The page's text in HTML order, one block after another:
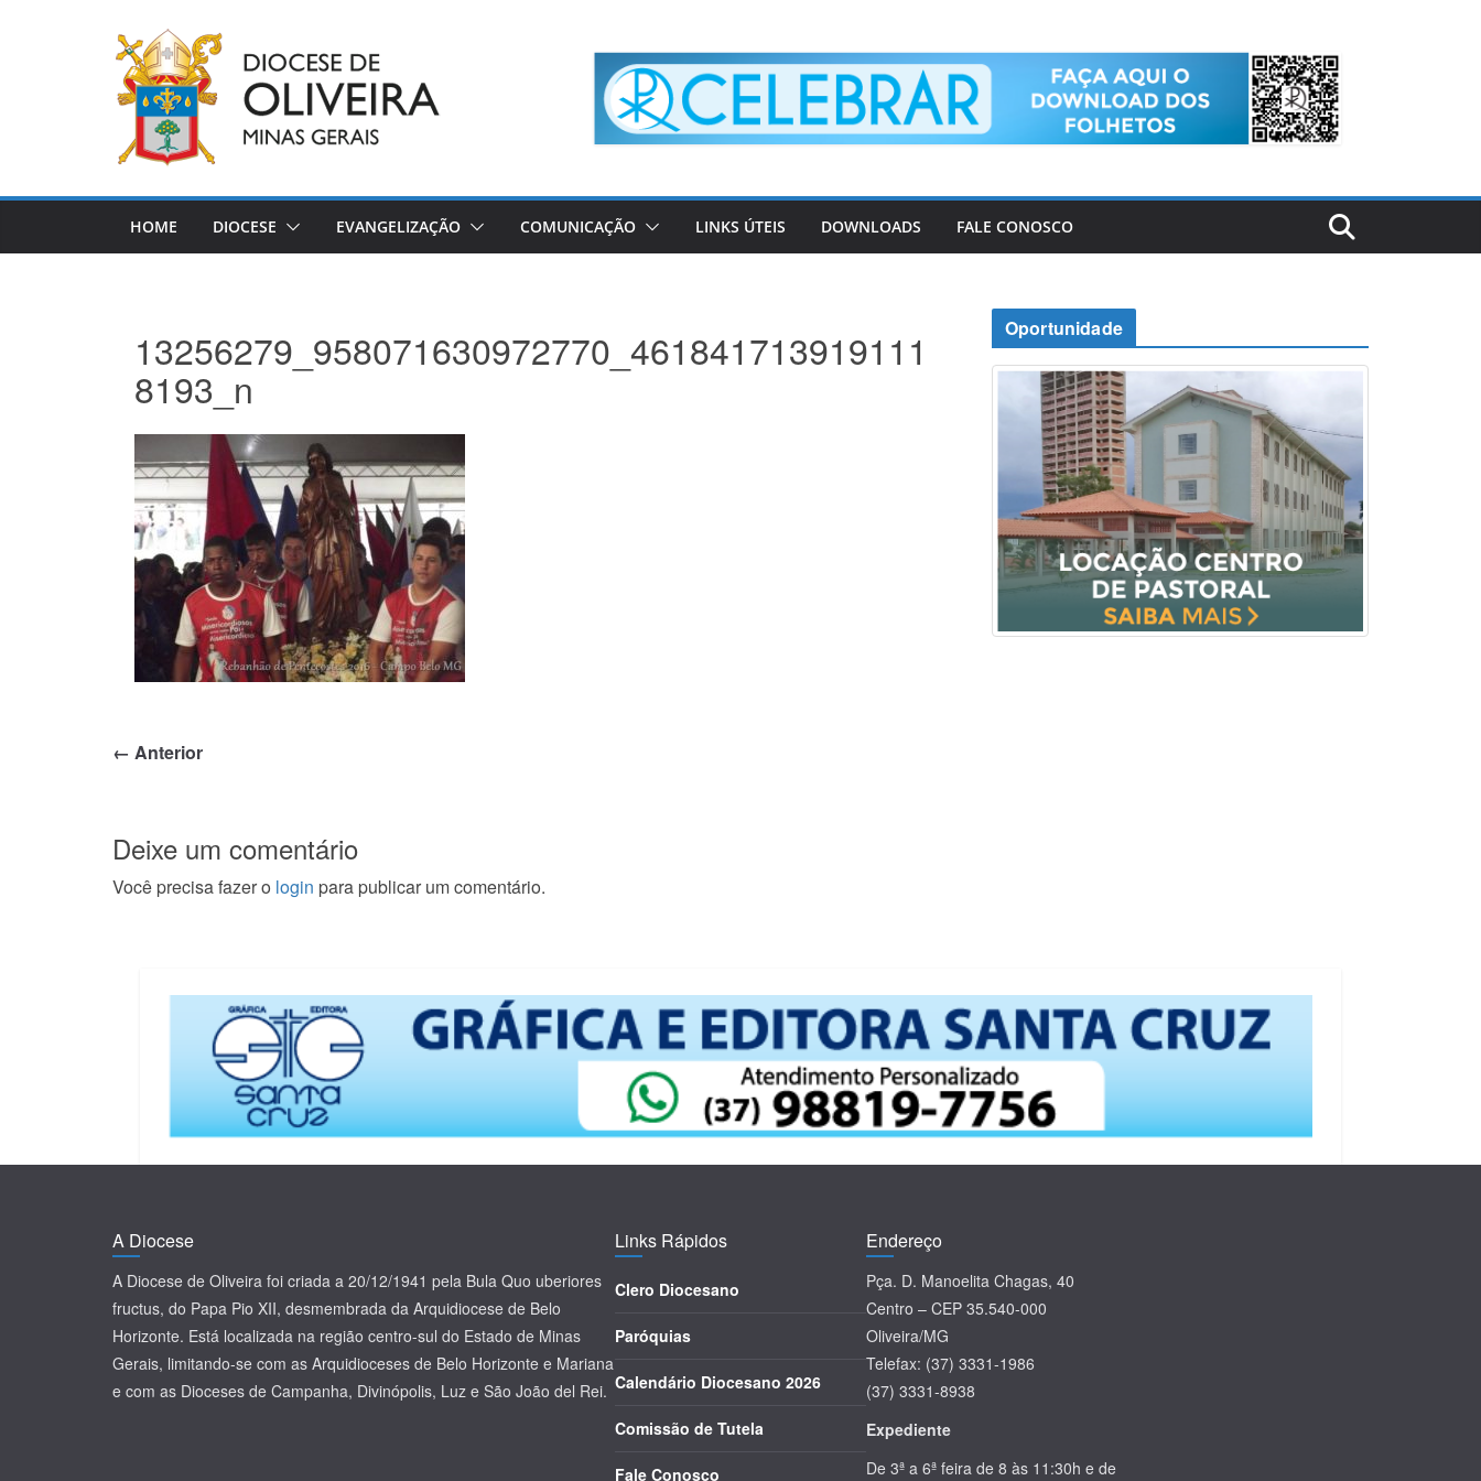
HOME DIOCESE EVANGELIZAÇÃO COMUNICAÇÃO LINKS ÚTEIS DOWNLOADS FALE CONOSCO
13256279_958071630972770_461841713919111
8193_n
← Anterior
Deixe um comentário
Você precisa fazer o login para publicar um comentário.
Oportunidade
A Diocese
A Diocese de Oliveira foi criada a 20/12/1941 pela Bula Quo uberiores
fructus, do Papa Pio XII, desmembrada da Arquidiocese de Belo
Horizonte. Está localizada na região centro-sul do Estado de Minas
Gerais, limitando-se com as Arquidioceses de Belo Horizonte e Mariana
e com as Dioceses de Campanha, Divinópolis, Luz e São João del Rei.
Links Rápidos
Clero Diocesano
Paróquias
Calendário Diocesano 2026
Comissão de Tutela
Fale Conosco
Endereço
Pça. D. Manoelita Chagas, 40
Centro – CEP 35.540-000
Oliveira/MG
Telefax: (37) 3331-1986
(37) 3331-8938
Expediente
De 3ª a 6ª feira de 8 às 11:30h e de